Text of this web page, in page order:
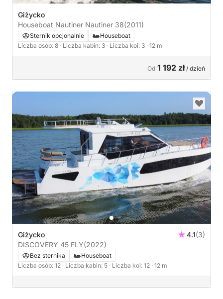
Giżycko
Houseboat Nautiner Nautiner 38(2011)
Sternik opcjonalnie
Houseboat
Liczba osób: 8 · Liczba kabin: 3 · Liczba koi: 3 · 12 m
Od 1 192 zł/ dzień
Giżycko 4.1(3)
DISCOVERY 45 FLY(2022)
Bez sternika
Houseboat
Liczba osób: 12 · Liczba kabin: 5 · Liczba koi: 12 · 12 m